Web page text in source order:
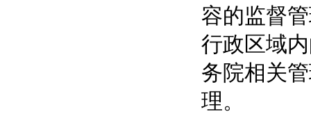
容的监督
行政区域
务院相关
理。